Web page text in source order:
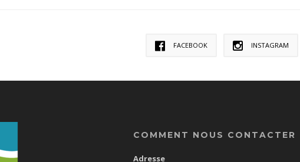
FACEBOOK INSTAGRAM
COMMENT NOUS CONTACTER
Adresse